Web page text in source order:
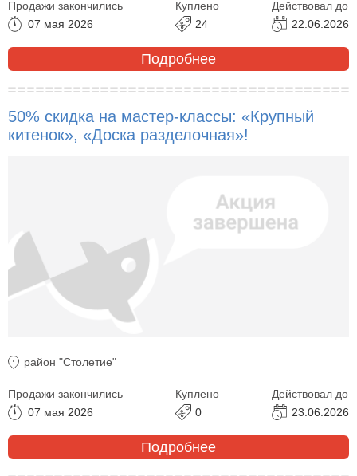
Продажи закончились
07 мая 2026
Куплено
24
Действовал до
22.06.2026
Подробнее
50% скидка на мастер-классы: «Крупный
китенок», «Доска разделочная»!
район "Столетие"
Продажи закончились
07 мая 2026
Куплено
0
Действовал до
23.06.2026
Подробнее